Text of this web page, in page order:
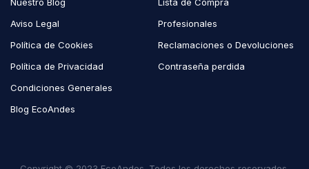
Aviso Legal
Política de Cookies
Política de Privacidad
Condiciones Generales
Blog EcoAndes
Profesionales
Reclamaciones o Devoluciones
Contraseña perdida